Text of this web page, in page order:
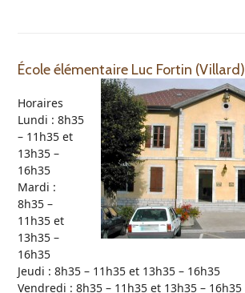
École élémentaire Luc Fortin (Villard)
Horaires
Lundi : 8h35
– 11h35 et
13h35 –
16h35
Mardi :
8h35 –
11h35 et
13h35 –
16h35
Jeudi : 8h35 – 11h35 et 13h35 – 16h35
Vendredi : 8h35 – 11h35 et 13h35 – 16h35